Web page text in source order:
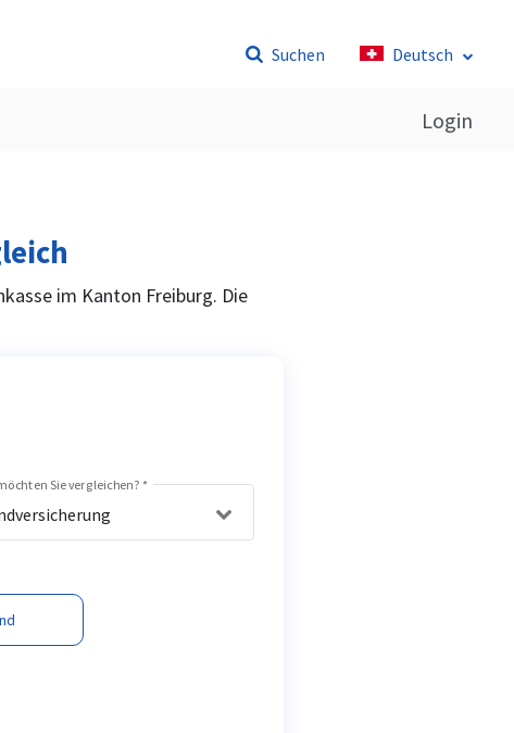
Suchen Deutsch
Login
im Kanton Freiburg. Die
Sie vergleichen? *